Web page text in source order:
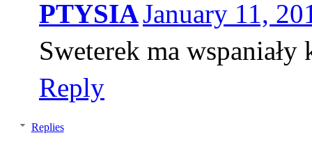
PTYSIAJanuary 11,
Sweterek ma
Reply
Replies